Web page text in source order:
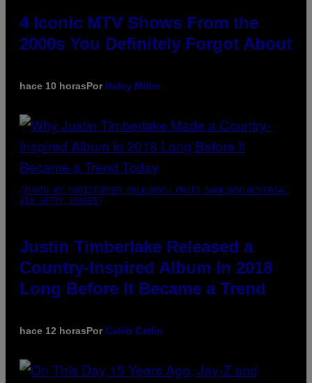
4 Iconic MTV Shows From the
2000s You Definitely Forgot About
hace 10 horasPor Haley Miller
(PHOTO BY CHRISTOPHER POLK/NBCU PHOTO BANK/NBCUNIVERSAL
VIA GETTY IMAGES)
Justin Timberlake Released a
Country-Inspired Album in 2018
Long Before It Became a Trend
hace 12 horasPorCaleb Catlin